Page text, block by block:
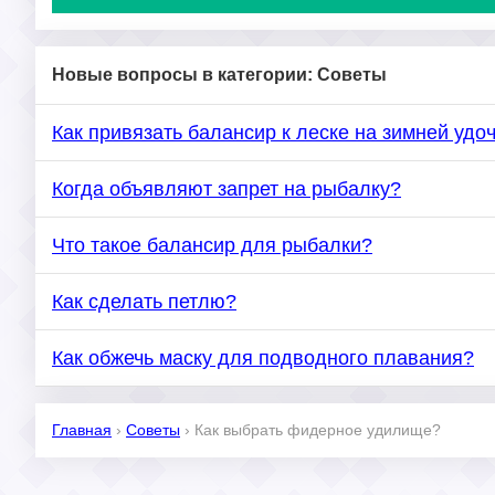
Новые вопросы в категории: Советы
Как привязать балансир к леске на зимней
Когда объявляют запрет на рыбалку?
Что такое балансир для рыбалки?
Как сделать петлю?
Как обжечь маску для подводного плавания?
Главная › Советы › Как выбрать фидерное удилище?